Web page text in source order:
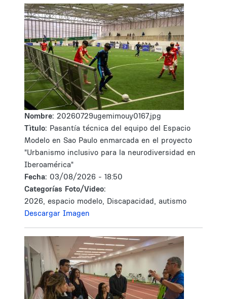
Nombre: 20260729ugemimouy0167.jpg
Tìtulo: Pasantía técnica del equipo del Espacio
Modelo en Sao Paulo enmarcada en el proyecto
"Urbanismo inclusivo para la neurodiversidad en
Iberoamérica"
Fecha: 03/08/2026 - 18:50
Categorías Foto/Video:
2026, espacio modelo, Discapacidad, autismo
Descargar Imagen